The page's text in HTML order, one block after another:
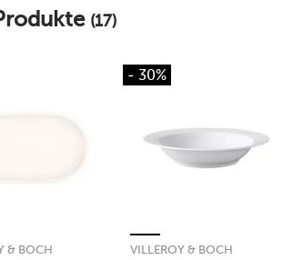
(17)
& BOCH
- 30%
VILLEROY & BOCH